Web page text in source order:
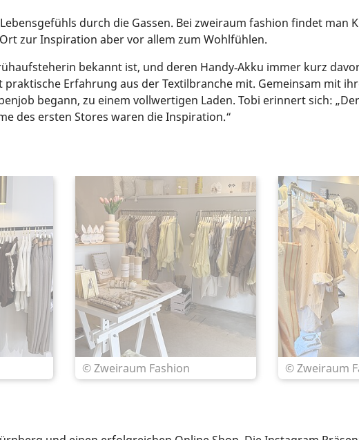
durch die Gassen. Bei zweiraum fashion findet man
zur Inspiration aber vor allem zum Wohlfühlen.
bekannt ist, und deren Handy‑Akku immer kurz
Erfahrung aus der Textilbranche mit. Gemeinsam mit
begann, zu einem vollwertigen Laden. Tobi erinnert sich:
des ersten Stores waren die Inspiration.“
© Zweiraum Fashion © Zweiraum